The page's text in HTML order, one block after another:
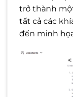
trở thành
tất cả các
đến minh